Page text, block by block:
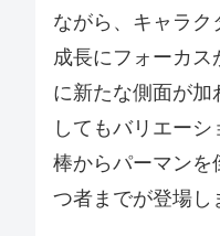
ながら、キャラ
成長にフォーカ
に新たな側面が加
してもバリエー
棒からパーマンを
つ者までが登場し